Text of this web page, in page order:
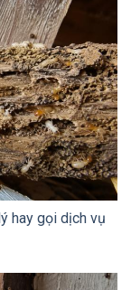
hay gọi dịch vụ